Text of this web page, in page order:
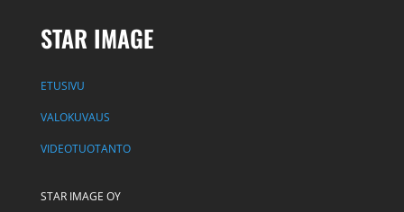
STAR IMAGE
ETUSIVU
VALOKUVAUS
VIDEOTUOTANTO
STAR IMAGE OY